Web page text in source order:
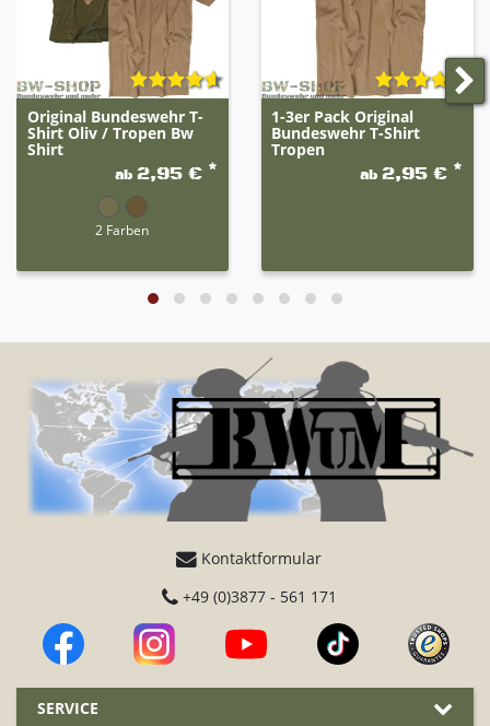
Original Bundeswehr T-
Shirt Oliv / Tropen Bw
Shirt
ab 2,95 € *
2 Farben
1-3er Pack Original
Bundeswehr T-Shirt
Tropen
ab 2,95 € *
Kontaktformular
+49 (0)3877 - 561 171
SERVICE